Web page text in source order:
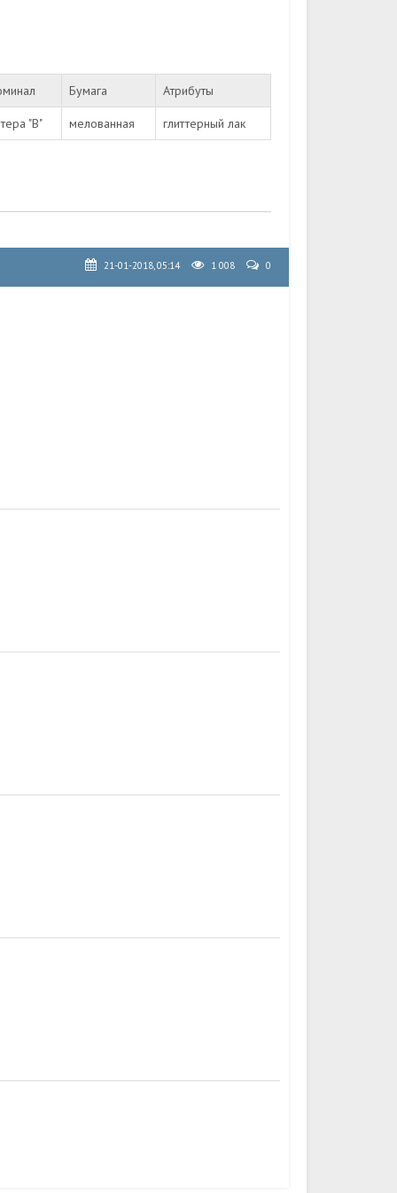
Бумага Атрибуты
"B" мелованная глиттерный лак
21-01-2018, 05:14 1 008 0